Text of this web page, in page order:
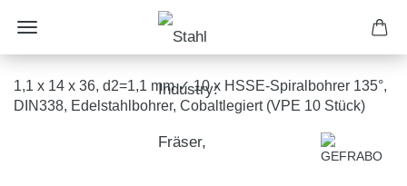
1,1 x 14 x 36, d2=1,1 mm ✓ 10 x HSSE-Spiralbohrer 135°,
DIN338, Edelstahlbohrer, Cobaltlegiert (VPE 10 Stück)